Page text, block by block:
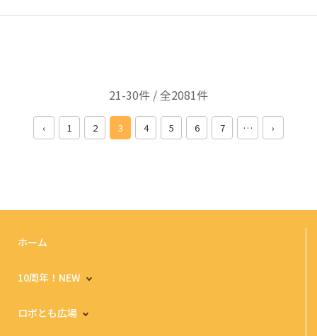
21-30件 / 全2081件
‹ 1 2 3 4 5 6 7 … ›
ホーム
10周年！NEW
ロボとも広場